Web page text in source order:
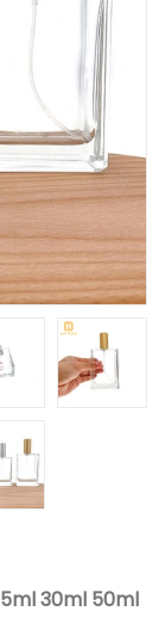
30ml 50ml